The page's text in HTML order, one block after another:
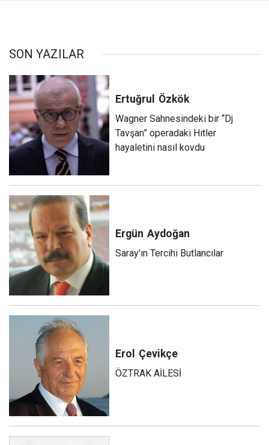
SON YAZILAR
Ertuğrul Özkök
Wagner Sahnesindeki bir “Dj
Tavşan” operadaki Hitler
hayaletini nasıl kovdu
Ergün Aydoğan
Saray'ın Tercihi Butlancılar
Erol Çevikçe
ÖZTRAK AİLESİ